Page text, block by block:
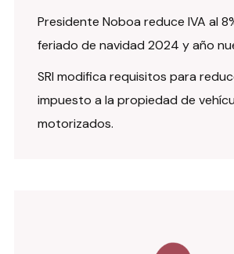
Presidente Noboa reduce IVA al
feriado de navidad 2024 y año
SRI modifica requisitos para
impuesto a la propiedad de
motorizados.